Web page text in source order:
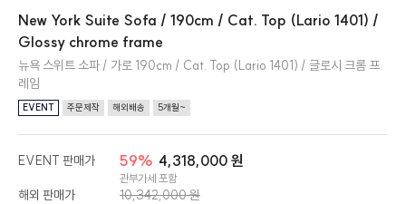
New York Suite Sofa / 190cm / Cat. Top (Lario 1401) /
Glossy chrome frame
뉴욕 스위트 소파 / 가로 190cm / Cat. Top (Lario 1401) / 글로시 크롬 프
레임
EVENT 주문제작 해외배송 5개월~
해외 판매가
10,342,000 원
EVENT 판매가 59% 4,318,000 원
관부가세 포함